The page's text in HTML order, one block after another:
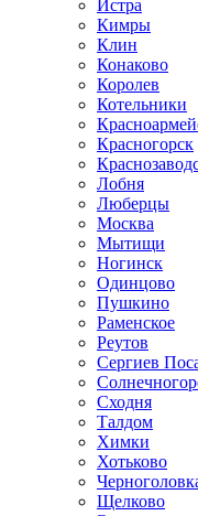
Истра
Кимры
Клин
Конаково
Королев
Котельники
Красногорск
Лобня
Люберцы
Москва
Мытищи
Ногинск
Одинцово
Пушкино
Раменское
Реутов
Сергиев
Сходня
Талдом
Химки
Хотьково
Щелково